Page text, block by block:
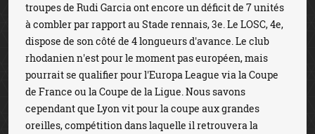
troupes de Rudi Garcia ont encore un déficit de 7 unités
à combler par rapport au Stade rennais, 3e. Le LOSC, 4e,
dispose de son côté de 4 longueurs d'avance. Le club
rhodanien n'est pour le moment pas européen, mais
pourrait se qualifier pour l'Europa League via la Coupe
de France ou la Coupe de la Ligue. Nous savons
cependant que Lyon vit pour la coupe aux grandes
oreilles, compétition dans laquelle il retrouvera la